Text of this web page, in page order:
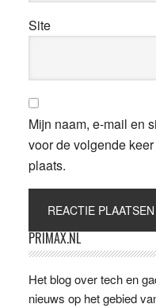
Site
Mijn naam, e-mail en
voor de volgende
plaats.
Primaire
Sidebar
PRIMAX.NL
Het blog over tech en
nieuws op het gebied